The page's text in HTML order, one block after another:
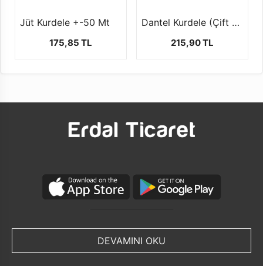
Jüt Kurdele +-50 Mt
175,85 TL
Dantel Kurdele (Çift sıra- 4 cm-25 mt)
215,90 TL
Çeyrek asırdan fazla Türk İthalatçısı görevini
DEVAMINI OKU